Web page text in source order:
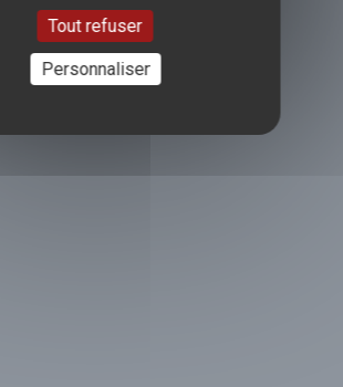
Tout refuser
Personnaliser